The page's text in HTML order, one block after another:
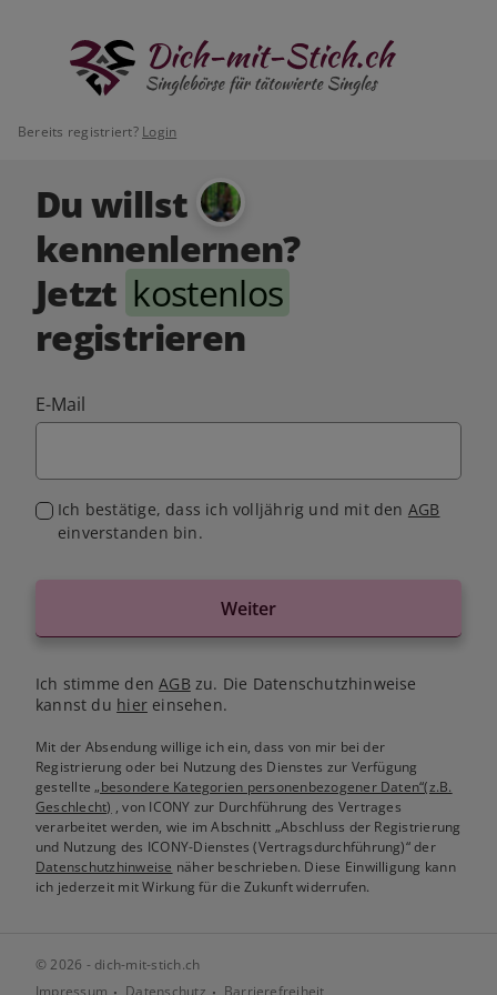
Bereits registriert? Login
Du willst
kennenlernen?
Jetzt kostenlos
registrieren
E-Mail
Ich bestätige, dass ich volljährig und mit den AGB
einverstanden bin.
Weiter
Ich stimme denAGB zu. Die Datenschutzhinweise
kannst du hiereinsehen.
Mit der Absendung willige ich ein, dass von mir bei der
Registrierung oder bei Nutzung des Dienstes zur Verfügung
gestellte„besondere Kategorien personenbezogener Daten“(z.B.
Geschlecht) , von ICONY zur Durchführung des Vertrages
verarbeitet werden, wie im Abschnitt „Abschluss der Registrierung
und Nutzung des ICONY-Dienstes (Vertragsdurchführung)“ der
Datenschutzhinweise näher beschrieben. Diese Einwilligung kann
ich jederzeit mit Wirkung für die Zukunft widerrufen.
© 2026 - dich-mit-stich.ch
Impressum
Datenschutz Barrierefreiheit